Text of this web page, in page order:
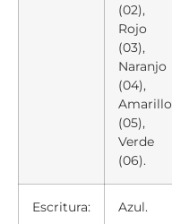
(02),
Rojo
(03),
Naranjo
(04),
Amarillo
(05),
Verde
(06).
Escritura: Azul.